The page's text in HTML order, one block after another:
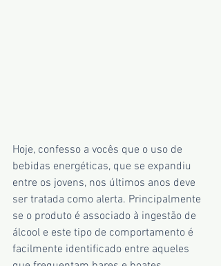
Hoje, confesso a vocês que o uso de
bebidas energéticas, que se expandiu
entre os jovens, nos últimos anos deve
ser tratada como alerta. Principalmente
se o produto é associado à ingestão de
álcool e este tipo de comportamento é
facilmente identificado entre aqueles